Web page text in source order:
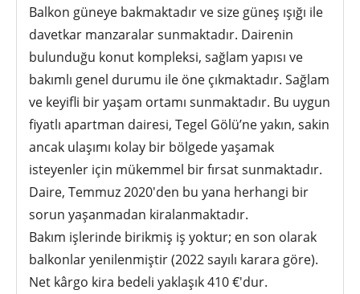
Balkon güneye bakmaktadır ve size güneş ışığı ile
davetkar manzaralar sunmaktadır. Dairenin
bulunduğu konut kompleksi, sağlam yapısı ve
bakımlı genel durumu ile öne çıkmaktadır. Sağlam
ve keyifli bir yaşam ortamı sunmaktadır. Bu uygun
fiyatlı apartman dairesi, Tegel Gölü’ne yakın, sakin
ancak ulaşımı kolay bir bölgede yaşamak
isteyenler için mükemmel bir fırsat sunmaktadır.
Daire, Temmuz 2020'den bu yana herhangi bir
sorun yaşanmadan kiralanmaktadır.
Bakım işlerinde birikmiş iş yoktur; en son olarak
balkonlar yenilenmiştir (2022 sayılı karara göre).
Net kârgo kira bedeli yaklaşık 410 €'dur.